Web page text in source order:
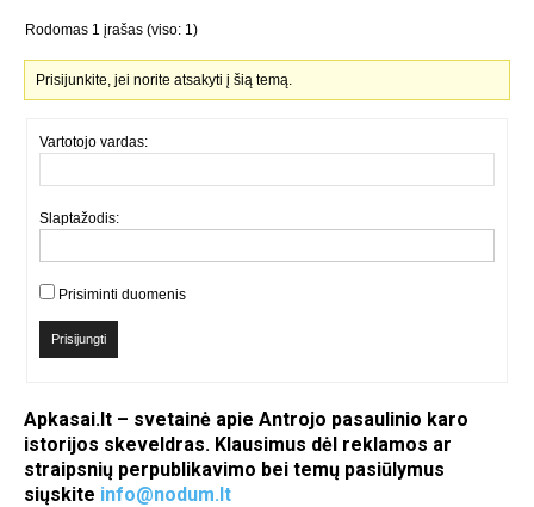
Rodomas 1 įrašas (viso: 1)
Prisijunkite, jei norite atsakyti į šią temą.
Vartotojo vardas:
Slaptažodis:
Prisiminti duomenis
Prisijungti
Apkasai.lt – svetainė apie Antrojo pasaulinio karo
istorijos skeveldras. Klausimus dėl reklamos ar
straipsnių perpublikavimo bei temų pasiūlymus
siųskite info@nodum.lt